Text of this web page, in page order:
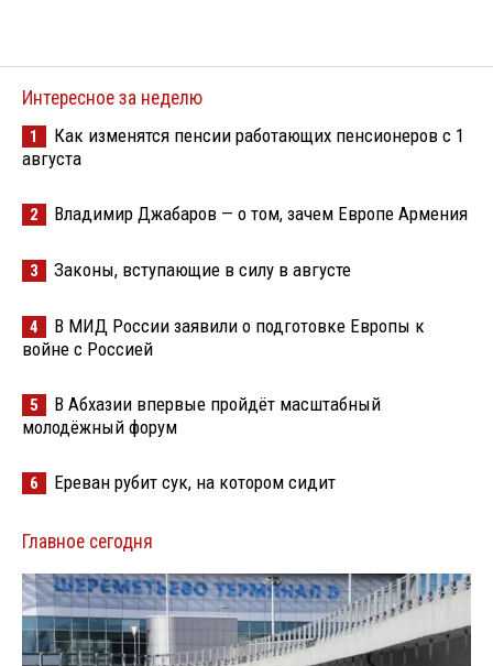
Интересное за неделю
1
Как изменятся пенсии работающих пенсионеров с 1
августа
2 Владимир Джабаров — о том, зачем Европе Армения
3 Законы, вступающие в силу в августе
4
В МИД России заявили о подготовке Европы к
войне с Россией
5
В Абхазии впервые пройдёт масштабный
молодёжный форум
6 Ереван рубит сук, на котором сидит
Главное сегодня